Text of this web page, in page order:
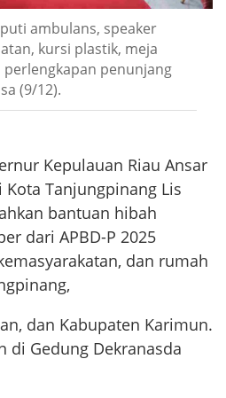
ambulans, speaker
kursi plastik, meja
penunjang
(9/12).
Kepulauan Riau Ansar
Tanjungpinang Lis
bantuan hibah
dari APBD-P 2025
dan rumah
dan Kabupaten Karimun.
di Gedung Dekranasda